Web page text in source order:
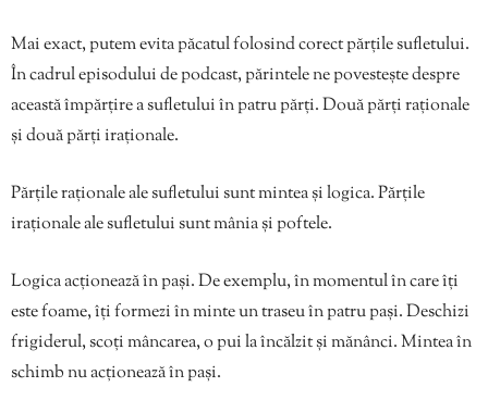
Mai exact, putem evita păcatul folosind corect părțile sufletului.
În cadrul episodului de podcast, părintele ne povestește despre
această împărțire a sufletului în patru părți. Două părți raționale
și două părți iraționale.
Părțile raționale ale sufletului sunt mintea și logica. Părțile
iraționale ale sufletului sunt mânia și poftele.
Logica acționează în pași. De exemplu, în momentul în care îți
este foame, îți formezi în minte un traseu în patru pași. Deschizi
frigiderul, scoți mâncarea, o pui la încălzit și mănânci. Mintea în
schimb nu acționează în pași.